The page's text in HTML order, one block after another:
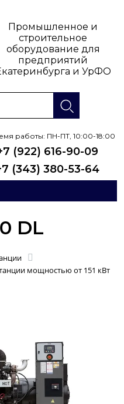
Промышленное и
строительное
оборудование для
предприятий
и УрФО
работы: ПН-ПТ, 10:00-18:00
(922) 616-90-09
(343) 380-53-64
DL
мощностью от 151 кВт